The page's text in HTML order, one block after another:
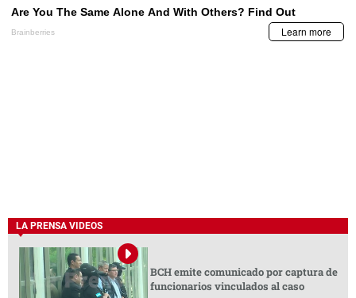
LA PRENSA VIDEOS
BCH emite comunicado por captura de
funcionarios vinculados al caso